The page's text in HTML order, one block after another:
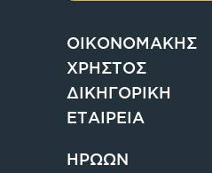
ΟΙΚΟΝΟΜΑΚΗΣ
ΧΡΗΣΤΟΣ
ΔΙΚΗΓΟΡΙΚΗ
ΕΤΑΙΡΕΙΑ
ΗΡΩΩΝ